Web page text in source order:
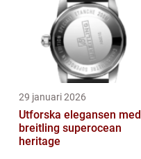
29 januari 2026
Utforska elegansen med
breitling superocean
heritage